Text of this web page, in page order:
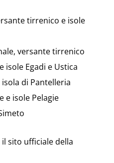
tirrenico e isole
versante tirrenico
isole Egadi e Ustica
isola di Pantelleria
e isole Pelagie
sito ufficiale della